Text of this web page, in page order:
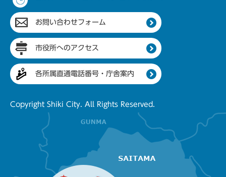
お問い合わせフォーム
市役所へのアクセス
各所属直通電話番号・庁舎案内
Copyright Shiki City. All Rights Reserved.